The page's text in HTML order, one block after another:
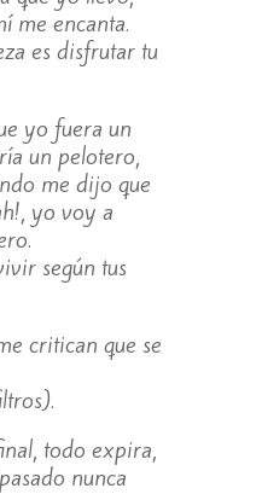
me encanta.
es disfrutar tu
yo fuera un
un pelotero,
me dijo que
yo voy a
según tus
critican que se
todo expira,
nunca